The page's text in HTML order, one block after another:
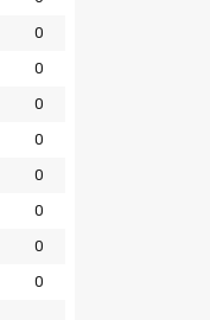
0
0
0
0
0
0
0
0